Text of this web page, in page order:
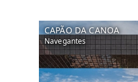
CAPÃO DA CANOA
Navegantes